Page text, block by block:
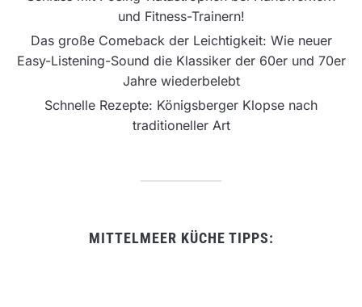
und Fitness-Trainern!
Das große Comeback der Leichtigkeit: Wie neuer
Easy-Listening-Sound die Klassiker der 60er und 70er
Jahre wiederbelebt
Schnelle Rezepte: Königsberger Klopse nach
traditioneller Art
MITTELMEER KÜCHE TIPPS: